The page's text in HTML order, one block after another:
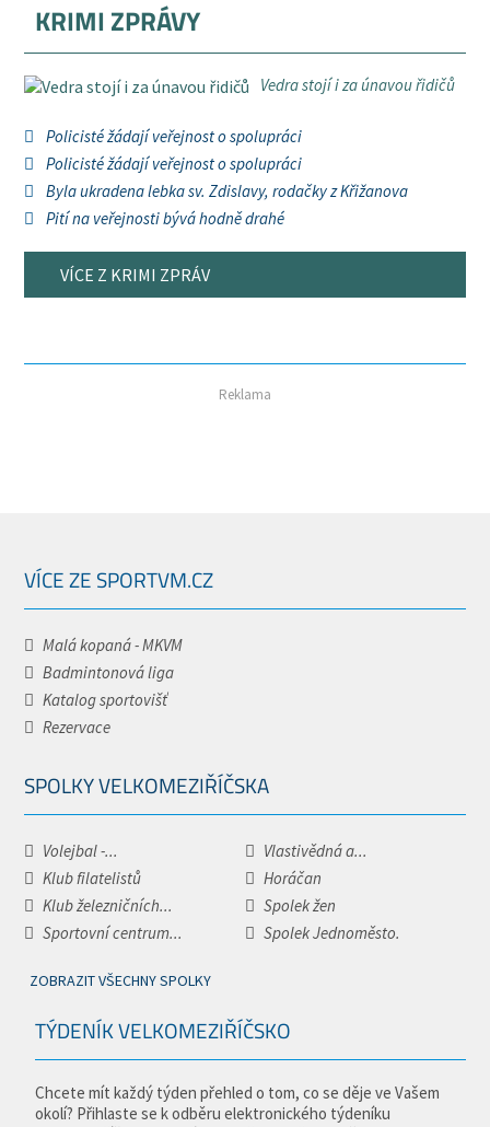
KRIMI ZPRÁVY
Vedra stojí i za únavou řidičů
Policisté žádají veřejnost o spolupráci
Policisté žádají veřejnost o spolupráci
Byla ukradena lebka sv. Zdislavy, rodačky z Křižanova
Pití na veřejnosti bývá hodně drahé
VÍCE Z KRIMI ZPRÁV
Reklama
VÍCE ZE SPORTVM.CZ
Malá kopaná - MKVM
Badmintonová liga
Katalog sportovišť
Rezervace
SPOLKY VELKOMEZIŘÍČSKA
Volejbal -...
Vlastivědná a...
Klub filatelistů
Horáčan
Klub železničních...
Spolek žen
Sportovní centrum...
Spolek Jednoměsto.
ZOBRAZIT VŠECHNY SPOLKY
TÝDENÍK VELKOMEZIŘÍČSKO
Chcete mít každý týden přehled o tom, co se děje ve Vašem
okolí? Přihlaste se k odběru elektronického týdeníku